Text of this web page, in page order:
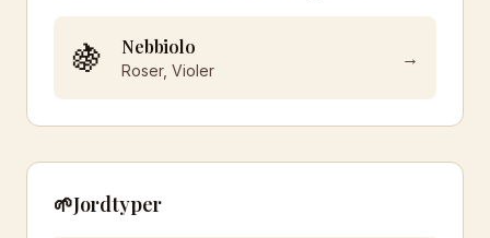
🍇 Nebbiolo
Roser, Violer
→
🌱Jordtyper